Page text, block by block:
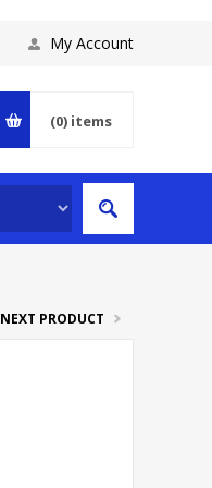
My Account
(0) items
NEXT PRODUCT